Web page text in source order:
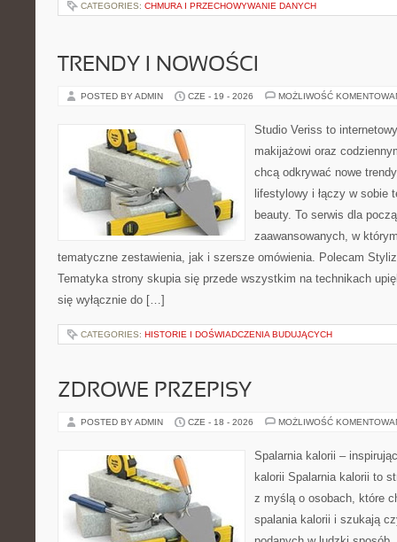
CATEGORIES: CHMURA I PRZECHOWYWANIE DANYCH
TRENDY I NOWOŚCI
POSTED BY ADMIN CZE - 19 - 2026 MOŻLIWOŚĆ
Studio Veriss to
makijażowi oraz
chcą odkrywać nowe
lifestylowy i łączy w sobie
beauty. To serwis dla
zaawansowanych, w
tematyczne zestawienia, jak i szersze omówienia. Polecam
Tematyka strony skupia się przede wszystkim na technikach
się wyłącznie do […]
CATEGORIES: HISTORIE I DOŚWIADCZENIA BUDUJĄCYCH
ZDROWE PRZEPISY
POSTED BY ADMIN CZE - 18 - 2026 MOŻLIWOŚĆ
Spalarnia kalorii –
kalorii Spalarnia kalorii to
z myślą o osobach, które
spalania kalorii i szukają